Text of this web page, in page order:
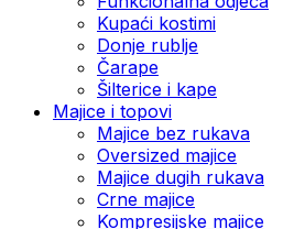
Kupaći kostimi
Donje rublje
Čarape
Šilterice i kape
Majice i topovi
Majice bez rukava
Oversized majice
Majice dugih rukava
Crne majice
Kompresijske majice